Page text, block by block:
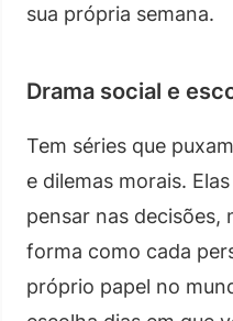
sua própria semana.
Drama social e
Tem séries que
e dilemas morais.
pensar nas decisões,
forma como cada
próprio papel no